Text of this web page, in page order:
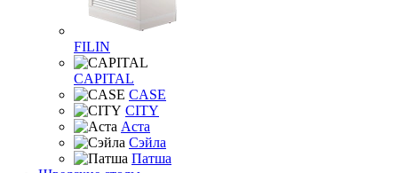
FILIN
CAPITAL
CASE
CITY
Аста
Сэйла
Патша